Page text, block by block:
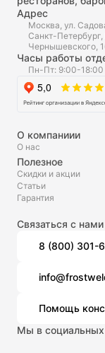
Адрес
Москва, ул.
Санкт-
Чернышевского,
Часы работы
Пн-Пт: 9:00-18:00
О компаниии
О нас
Полезное
Скидки и акции
Статьи
Гарантия
Связаться с нами
8 (800) 301-
Помощь
Мы в социальных